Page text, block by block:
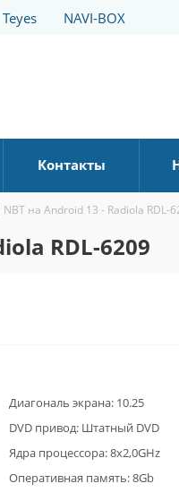
Teyes NAVI-BOX
Контакты
на Android 13 - Radiola RDL-
RDL-6209
Диагональ экрана: 10.25
DVD привод: Штатный DVD
Ядра процессора:8x2,0GHz
Оперативная память:8Gb